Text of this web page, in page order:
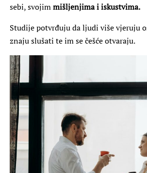
sebi, svojimmišljenjima i iskustvima.
Studije potvrđuju da ljudi više vjeruju
znaju slušati te im se češće otvaraju.